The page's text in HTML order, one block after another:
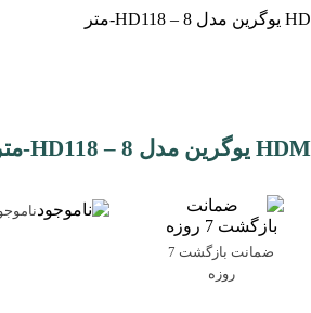
ضمانت بازگشت 7
روزه